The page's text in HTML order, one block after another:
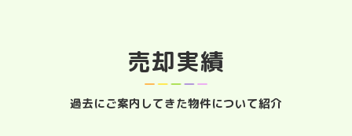
過去にご案内してきた物件について紹介
売却実績